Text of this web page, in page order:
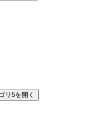
リ5を開く